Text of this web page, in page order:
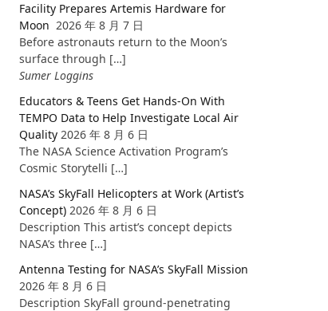
Facility Prepares Artemis Hardware for
Moon 2026 年 8 月 7 日
Before astronauts return to the Moon’s
surface through […]
Sumer Loggins
Educators & Teens Get Hands-On With
TEMPO Data to Help Investigate Local Air
Quality 2026 年 8 月 6 日
The NASA Science Activation Program’s
Cosmic Storytelli […]
NASA’s SkyFall Helicopters at Work (Artist’s
Concept) 2026 年 8 月 6 日
Description This artist’s concept depicts
NASA’s three […]
Antenna Testing for NASA’s SkyFall Mission
2026 年 8 月 6 日
Description SkyFall ground-penetrating